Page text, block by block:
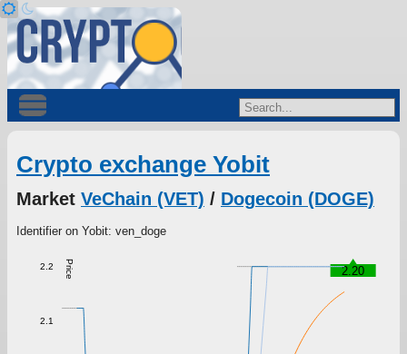
Crypto exchange Yobit
Market VeChain (VET) / Dogecoin (DOGE)
Identifier on Yobit: ven_doge
Price
2.1
2.2 2.20